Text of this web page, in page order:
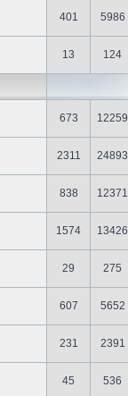
401 5986
13 124
673 12259
2311 24893
838 12371
1574 13426
29 275
607 5652
231 2391
45 536